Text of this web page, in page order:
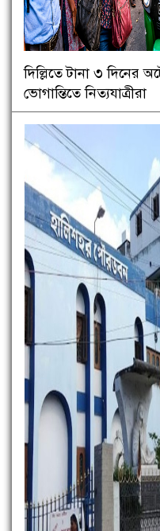
দিল্লিতে টানা ৩ দিনের
ভোগান্তিতে নিত্যযাত্রীরা